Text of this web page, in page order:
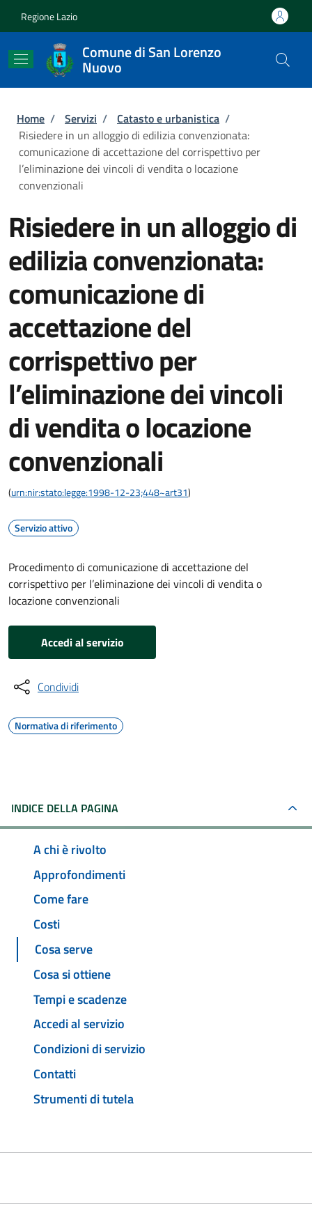
Regione Lazio
Comune di San Lorenzo
Nuovo
Briciole di pane
Home / Servizi / Catasto e urbanistica /
Risiedere in un alloggio di edilizia convenzionata:
comunicazione di accettazione del corrispettivo per
l’eliminazione dei vincoli di vendita o locazione
convenzionali
Risiedere in un alloggio di
edilizia convenzionata:
comunicazione di
accettazione del
corrispettivo per
l’eliminazione dei vincoli
di vendita o locazione
convenzionali
(urn:nir:stato:legge:1998-12-23;448~art31)
Servizio attivo
Procedimento di comunicazione di accettazione del
corrispettivo per l’eliminazione dei vincoli di vendita o
locazione convenzionali
Accedi al servizio
Condividi
Normativa di riferimento
INDICE DELLA PAGINA
A chi è rivolto
Approfondimenti
Come fare
Costi
Cosa serve
Cosa si ottiene
Tempi e scadenze
Accedi al servizio
Condizioni di servizio
Contatti
Strumenti di tutela